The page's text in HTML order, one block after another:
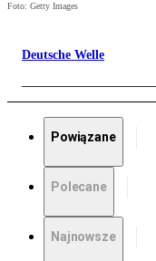
Foto: Getty Images
Deutsche Welle
Powiązane
Polecane
Najnowsze